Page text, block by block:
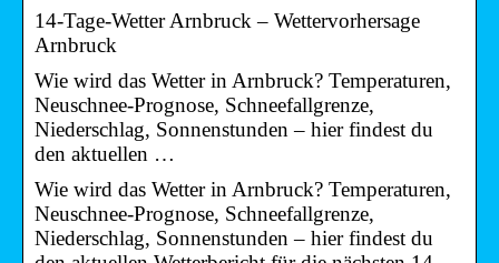
14-Tage-Wetter Arnbruck – Wettervorhersage
Arnbruck
Wie wird das Wetter in Arnbruck? Temperaturen,
Neuschnee-Prognose, Schneefallgrenze,
Niederschlag, Sonnenstunden – hier findest du
den aktuellen …
Wie wird das Wetter in Arnbruck? Temperaturen,
Neuschnee-Prognose, Schneefallgrenze,
Niederschlag, Sonnenstunden – hier findest du